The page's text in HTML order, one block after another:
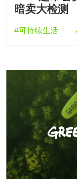
暗卖大检测
#可持续生活